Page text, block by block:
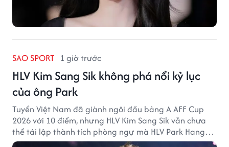
SAO SPORT 1 giờ trước
HLV Kim Sang Sik không phá nổi kỷ lục
của ông Park
Tuyển Việt Nam đã giành ngôi đầu bảng A AFF Cup
2026 với 10 điểm, nhưng HLV Kim Sang Sik vẫn chưa
thể tái lập thành tích phòng ngự mà HLV Park Hang
Seo từng tạo ra.